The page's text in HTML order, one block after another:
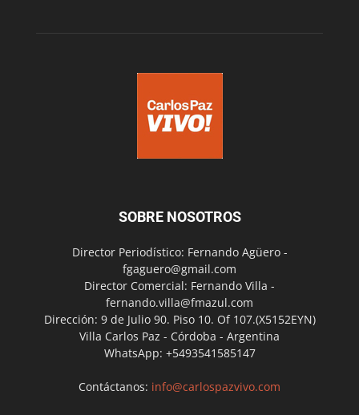
SOBRE NOSOTROS
Director Periodístico: Fernando Agüero -
fgaguero@gmail.com
Director Comercial: Fernando Villa -
fernando.villa@fmazul.com
Dirección: 9 de Julio 90. Piso 10. Of 107.(X5152EYN)
Villa Carlos Paz - Córdoba - Argentina
WhatsApp: +5493541585147
Contáctanos: info@carlospazvivo.com